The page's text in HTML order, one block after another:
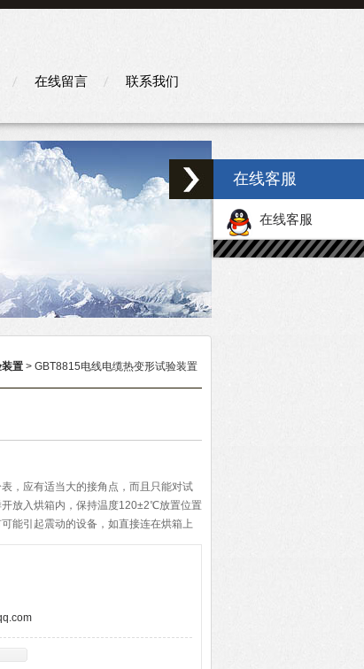
在线留言 联系我们
置 > GBT8815电线电缆热变形试验装置
，应有适当大的接角点，而且只能对试
放入烘箱内，保持温度120±2℃放置位置
能引起震动的设备，如直接连在烘箱上
支架上，加圆柱形重锤到试样加压处，
在室温下冷却1h。然后取下试样，立即
在线客服
在线客服